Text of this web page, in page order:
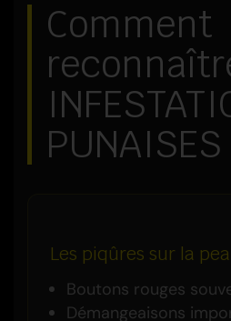
Comment
PUNAISES
Les piqûres sur la
Boutons rouges
Démangeaisons